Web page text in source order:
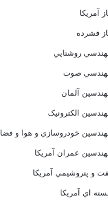
آمريکا
فشرده
روشنايي
مهندسي صوت
آلمان
الکترونيک
خودروسازي و هوا و فضا
عمران آمريکا
و پتروشيمي آمريکا
اي آمريکا